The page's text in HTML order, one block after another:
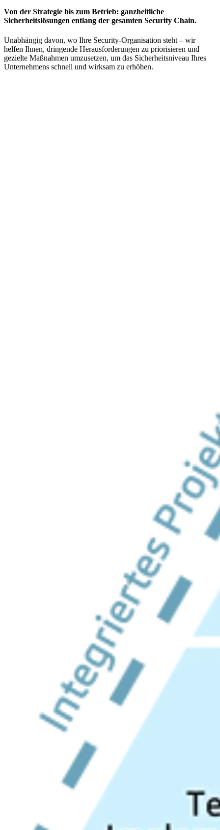
Von der Strategie bis zum Betrieb: ganzheitliche
Sicherheitslösungen entlang der gesamten Security Chain.
Unabhängig davon, wo Ihre Security-Organisation steht – wir
helfen Ihnen, dringende Herausforderungen zu priorisieren und
gezielte Maßnahmen umzusetzen, um das Sicherheitsniveau Ihres
Unternehmens schnell und wirksam zu erhöhen.